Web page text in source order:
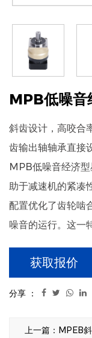
MPB低噪音
斜齿设计，高咬合
齿输出轴轴承直接
MPB低噪音经济
助于减速机的紧凑
配置优化了齿轮啮
噪音的运行。这一
机器人系统。 斜
获取报价
分享 ：
上一篇：MPEB